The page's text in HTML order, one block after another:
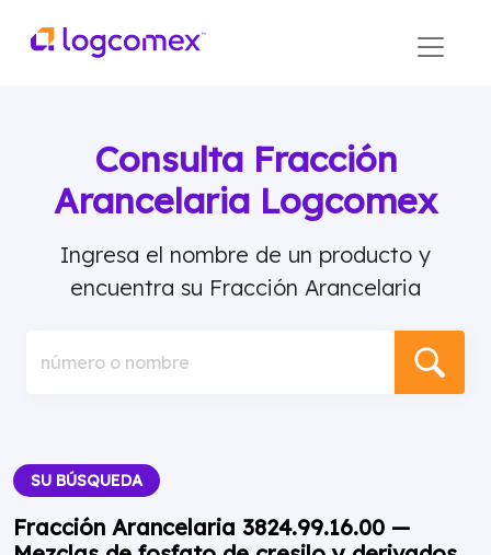
Consulta Fracción
Arancelaria Logcomex
Ingresa el nombre de un producto y
encuentra su Fracción Arancelaria
número o nombre
SU BÚSQUEDA
Fracción Arancelaria 3824.99.16.00 —